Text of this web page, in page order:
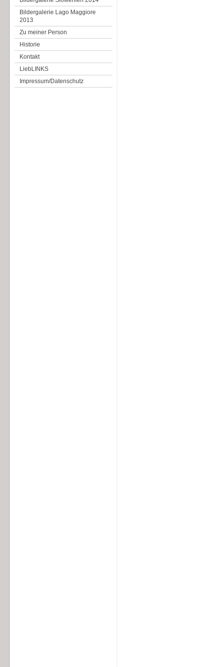
Bildergalerie Lago Maggiore
2013
Zu meiner Person
Historie
Kontakt
LiebLINKS
Impressum/Datenschutz